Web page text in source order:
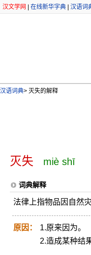
汉文学网 在线新华字典 汉语词
汉语词典> 灭失的解释
灭失 miè shī
词典解释
法律上指物品因自然
原因：
1.原来因为。
2.造成某种结